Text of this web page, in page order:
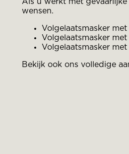
wensen.
Volgelaatsmasker
Volgelaatsmasker
Volgelaatsmasker
Bekijk ook ons volledige